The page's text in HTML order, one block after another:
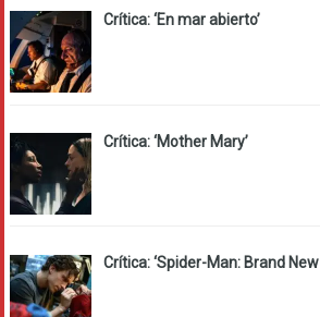
Crítica: ‘En mar abierto’
Crítica: ‘Mother Mary’
Crítica: ‘Spider-Man: Brand New